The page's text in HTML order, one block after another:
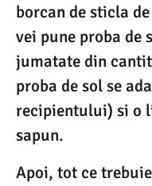
borcan de sticla
vei pune proba de
jumatate din
proba de sol se
recipientului) si o
sapun.
Apoi, tot ce